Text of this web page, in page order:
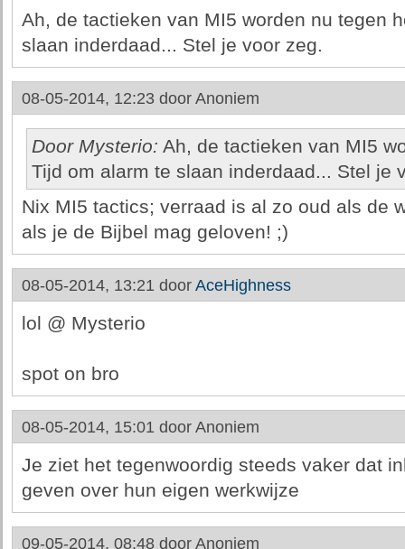
Ah, de tactieken van MI5 worden nu tegen
slaan inderdaad... Stel je voor zeg.
08-05-2014, 12:23 door Anoniem
Door Mysterio: Ah, de tactieken van MI5
Tijd om alarm te slaan inderdaad... Stel je
Nix MI5 tactics; verraad is al zo oud als de
als je de Bijbel mag geloven! ;)
08-05-2014, 13:21 door AceHighness
lol @ Mysterio
spot on bro
08-05-2014, 15:01 door Anoniem
Je ziet het tegenwoordig steeds vaker dat
geven over hun eigen werkwijze
09-05-2014, 08:48 door Anoniem